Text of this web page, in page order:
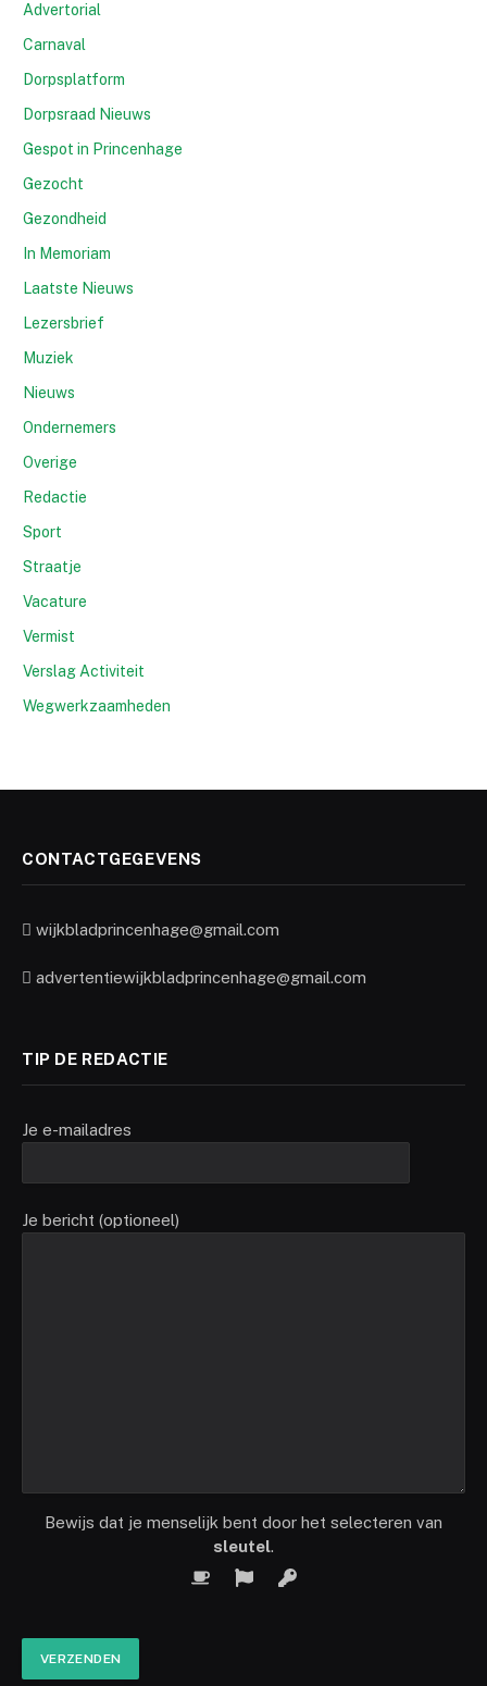
Advertorial
Carnaval
Dorpsplatform
Dorpsraad Nieuws
Gespot in Princenhage
Gezocht
Gezondheid
In Memoriam
Laatste Nieuws
Lezersbrief
Muziek
Nieuws
Ondernemers
Overige
Redactie
Sport
Straatje
Vacature
Vermist
Verslag Activiteit
Wegwerkzaamheden
CONTACTGEGEVENS
wijkbladprincenhage@gmail.com
advertentiewijkbladprincenhage@gmail.com
TIP DE REDACTIE
Je e-mailadres
Je bericht (optioneel)
Bewijs dat je menselijk bent door het selecteren van
sleutel.